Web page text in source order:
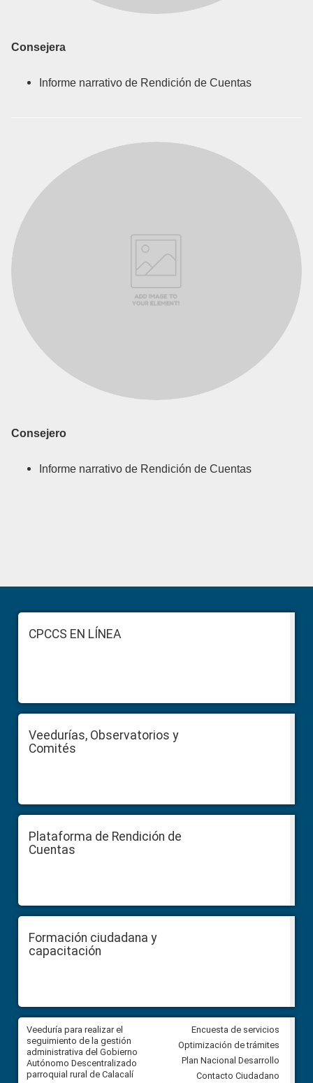
Consejera
Informe narrativo de Rendición de Cuentas
Consejero
Informe narrativo de Rendición de Cuentas
Sidebar
FooterCPCCS EN LÍNEA
Veedurías, Observatorios y
Comités
Plataforma de Rendición de
Cuentas
Formación ciudadana y
capacitación
Veeduría para realizar el
seguimiento de la gestión
administrativa del Gobierno
Autónomo Descentralizado
parroquial rural de Calacalí
Veeduría para vigilar los
derivados de la Audiencia
entre el GAD de Ibarra y la
comunidad Urbina, parroquia
Carolina
Encuesta de servicios
Optimización de trámites
Plan Nacional Desarrollo
Contacto Ciudadano